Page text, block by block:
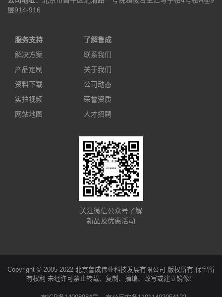
层914-916
服务支持
解决方案
产品定制
资料下载
实拍视频
网站地图
了解鲁成
联系我们
关于我们
公司动态
荣誉资质
人才招聘
关注微信公众号了解
新品及优惠活动
Copyright © 2005-2022 北京鲁成伟业科技发展有限公司 版权所有 保留所
有权利 未经许可禁止转载、复制、摘编、改写或建立镜像！